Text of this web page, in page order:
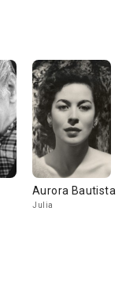
Aurora Bautista
Julia